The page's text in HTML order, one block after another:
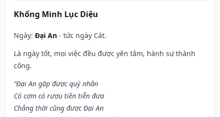
Khổng Minh Lục Diệu
Ngày: Đại An - tức ngày Cát.
Là ngày tốt, mọi việc đều được yên tâm, hành sự thành
công.
“Đại An gặp được quý nhân
Có cơm có rượu tiền tiễn đưa
Chẳng thời cũng được Đại An